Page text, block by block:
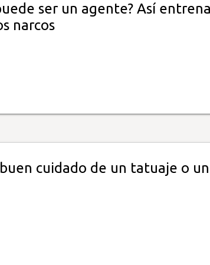
ser un agente? Así
narcos
cuidado de un tatuaje o un